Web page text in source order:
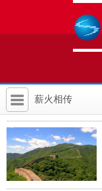
薪火相传
首 页
社科要闻
人文北京